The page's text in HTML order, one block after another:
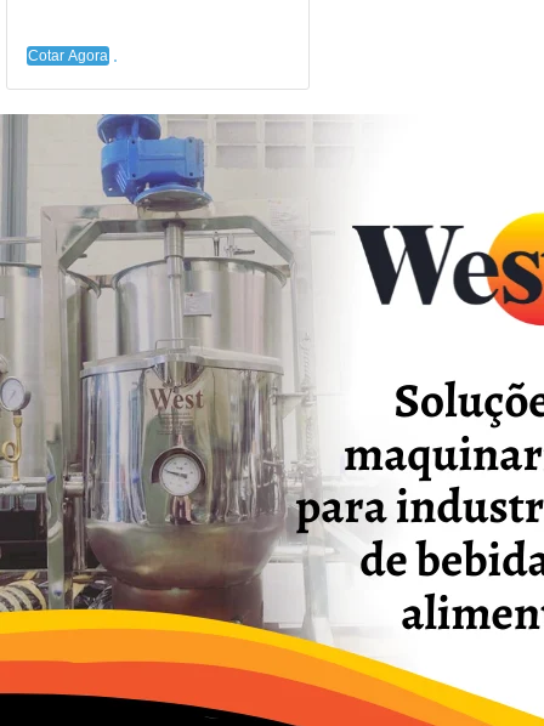
Cotar Agora